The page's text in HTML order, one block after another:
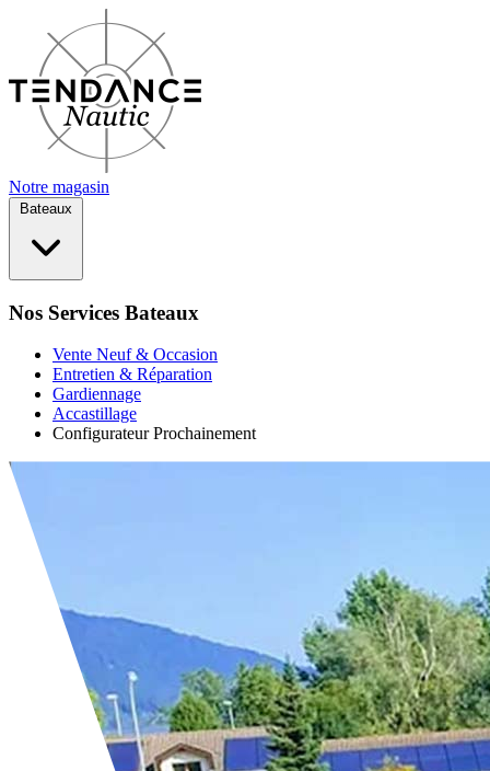
Notre magasin
Bateaux
Nos Services Bateaux
Vente Neuf & Occasion
Entretien & Réparation
Gardiennage
Accastillage
ConfigurateurProchainement